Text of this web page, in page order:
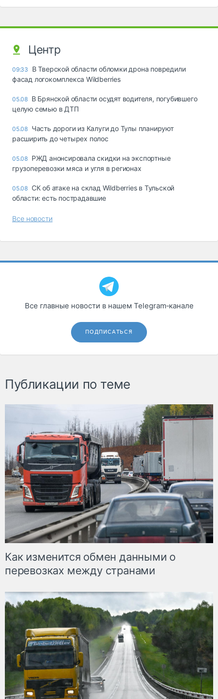
Центр
09:33
В Тверской области обломки дрона повредили
фасад логокомплекса Wildberries
05.08 В Брянской области осудят водителя, погубившего
целую семью в ДТП
05.08 Часть дороги из Калуги до Тулы планируют
расширить до четырех полос
05.08 РЖД анонсировала скидки на экспортные
грузоперевозки мяса и угля в регионах
05.08 СК об атаке на склад Wildberries в Тульской
области: есть пострадавшие
Все новости
Все главные новости в нашем Telegram‑канале
ПОДПИСАТЬСЯ
Публикации по теме
Как изменится обмен данными о
перевозках между странами